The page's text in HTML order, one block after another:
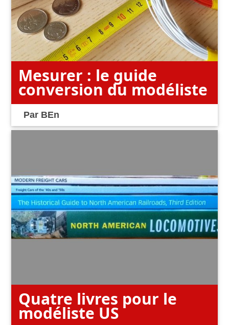
Mesurer : le guide
conversion du modéliste
Par BEn
Quatre livres pour le
modéliste US